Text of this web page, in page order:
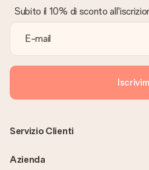
Subito il 10% di sconto
Servizio Clienti
Azienda